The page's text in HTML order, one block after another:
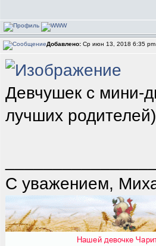
Добавлено: Ср июн 13, 2018 6:35
Девчушек с мини-
лучших родителей)
С уважением,